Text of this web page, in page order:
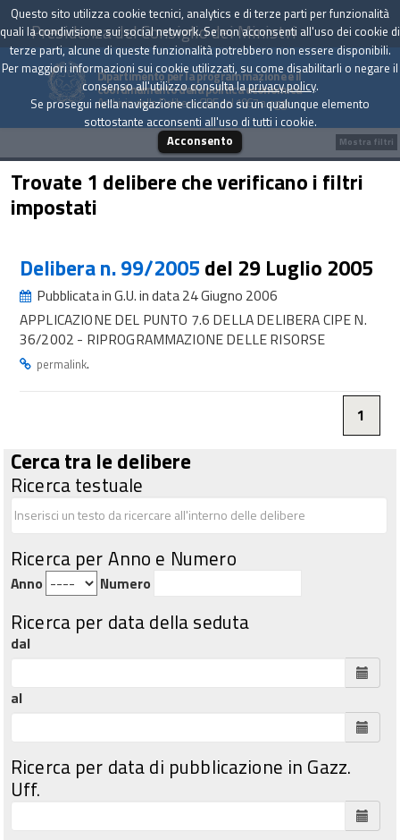
Presidenza del Consiglio dei Ministri
Dipartimento per la programmazione e il
coordinamento della politica economica
Archivio delle Delibere CIPE dal 1967 a oggi
Trovate 1 delibere che verificano i filtri
impostati
Delibera n. 99/2005 del 29 Luglio 2005
Pubblicata in G.U. in data 24 Giugno 2006
APPLICAZIONE DEL PUNTO 7.6 DELLA DELIBERA CIPE N.
36/2002 - RIPROGRAMMAZIONE DELLE RISORSE
permalink.
1
Cerca tra le delibere
Ricerca testuale
Ricerca per Anno e Numero
Anno Numero
Ricerca per data della seduta
dal
al
Ricerca per data di pubblicazione in Gazz.
Uff.
Mostra filtri
Questo sito utilizza cookie tecnici, analytics e di terze parti per funzionalità
quali la condivisione sui social network. Se non acconsenti all'uso dei cookie di
terze parti, alcune di queste funzionalità potrebbero non essere disponibili.
Per maggiori informazioni sui cookie utilizzati, su come disabilitarli o negare il
consenso all'utilizzo consulta laprivacy policy.
Se prosegui nella navigazione cliccando su un qualunque elemento
sottostante acconsenti all'uso di tutti i cookie.
Acconsento